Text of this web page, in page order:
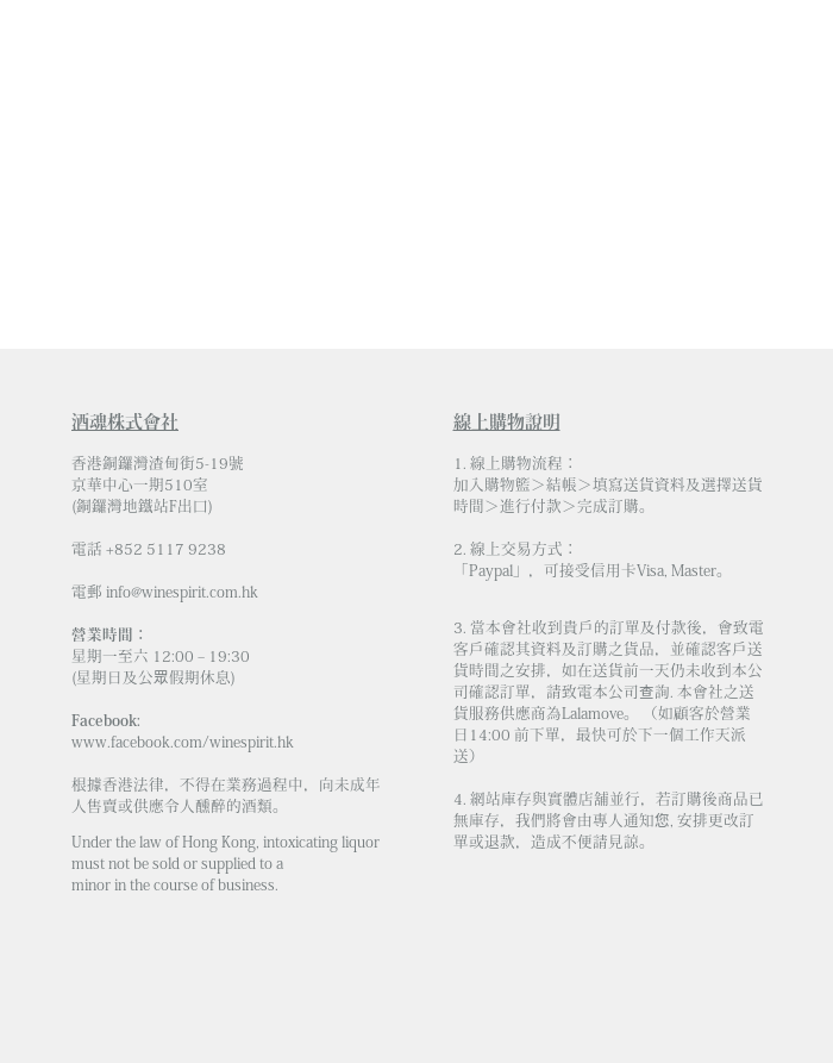
酒魂株式會社
香港銅鑼灣渣甸街5-19號
京華中心一期510室
(銅鑼灣地鐵站F出口)
電話 +852 5117 9238
電郵 info@winespirit.com.hk
營業時間：
星期一至六 12:00 – 19:30
(星期日及公眾假期休息)
Facebook:
www.facebook.com/winespirit.hk
根據香港法律，不得在業務過程中，向未成年
人售賣或供應令人醺醉的酒類。
Under the law of Hong Kong, intoxicating liquor
must not be sold or supplied to a
minor in the course of business.
線上購物說明
1. 線上購物流程：
加入購物籃＞結帳＞填寫送貨資料及選擇送貨
時間＞進行付款＞完成訂購。
2. 線上交易方式：
「Paypal」，可接受信用卡Visa, Master。
3. 當本會社收到貴戶的訂單及付款後，會致電
客戶確認其資料及訂購之貨品，並確認客戶送
貨時間之安排，如在送貨前一天仍未收到本公
司確認訂單，請致電本公司查詢. 本會社之送
貨服務供應商為Lalamove。 （如顧客於營業
日14:00 前下單，最快可於下一個工作天派
送）
4. 網站庫存與實體店舖並行，若訂購後商品已
無庫存，我們將會由專人通知您, 安排更改訂
單或退款，造成不便請見諒。